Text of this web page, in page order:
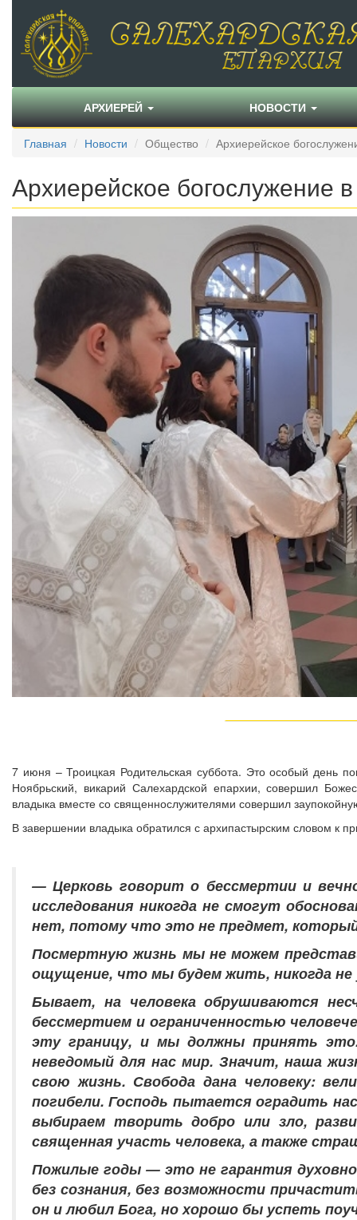
АРХИЕРЕЙ НОВОСТИ
Главная Новости Общество Архиерейское
Архиерейское богослужение
7 июня – Троицкая Родительская суббота. Это особый день
Ноябрьский, викарий Салехардской епархии, совершил
владыка вместе со священнослужителями совершил
В завершении владыка обратился с архипастырским словом к
— Церковь говорит о бессмертии и
исследования никогда не смогут
нет, потому что это не предмет,
Посмертную жизнь мы не можем
ощущение, что мы будем жить, никогда
Бывает, на человека обрушиваются
бессмертием и ограниченностью
эту границу, и мы должны принять
неведомый для нас мир. Значит, наша
свою жизнь. Свобода дана человеку:
погибели. Господь пытается оградить
выбираем творить добро или зло,
священная участь человека, а также
Пожилые годы — это не гарантия
без сознания, без возможности
он и любил Бога, но хорошо бы успеть